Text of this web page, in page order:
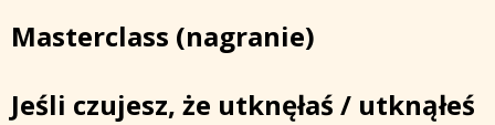
Masterclass (nagranie)
Jeśli czujesz, że utknęłaś / utknąłeś